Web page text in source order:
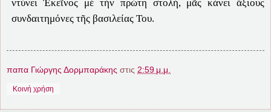
ντύνει Ἐκεῖνος μέ τήν πρώτη στολή, μᾶς κάνει ἄξιους
συνδαιτημόνες τῆς βασιλείας Του.
παπα Γιώργης Δορμπαράκης στις 2:59 μ.μ.
Κοινή χρήση